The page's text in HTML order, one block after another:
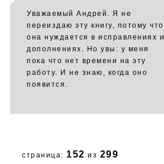
Уважаемый Андрей. Я не
переиздаю эту книгу, потому что
она нуждается в исправлениях и
дополнениях. Но увы: у меня
пока что нет времени на эту
работу. И не знаю, когда оно
появится.
страница: 152 из 299